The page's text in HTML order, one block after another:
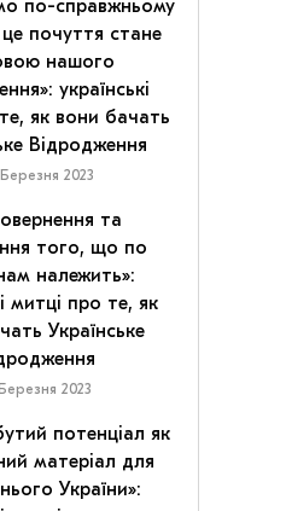
по-справжньому
це почуття стане
нашого
українські
як вони бачать
Відродження
2023
та
того, що по
належить»:
митці про те, як
Українське
2023
потенціал як
матеріал для
України»: